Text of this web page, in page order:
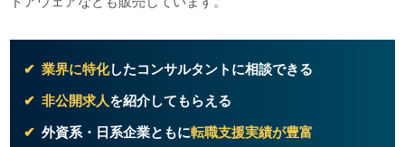
業界に特化したコンサルタントに相談できる
非公開求人を紹介してもらえる
外資系・日系企業ともに転職支援実績が豊富